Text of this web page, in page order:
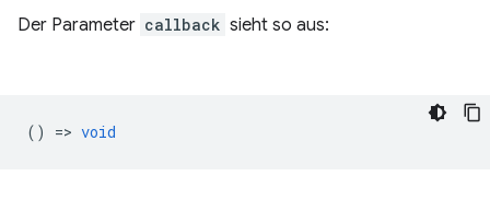
Der Parameter callback sieht so aus:
() => void